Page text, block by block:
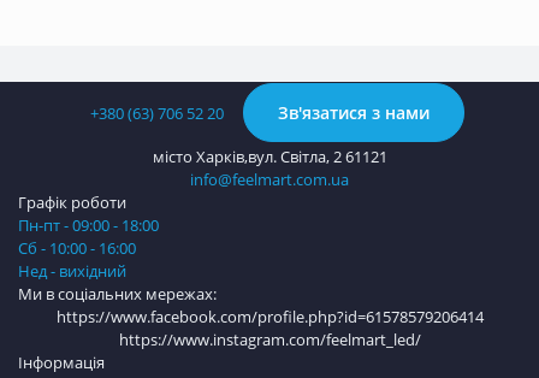
+380 (63) 706 52 20 Зв'язатися з нами
місто Харків,вул. Світла, 2 61121
info@feelmart.com.ua
Інформація
Графік роботи
Пн-пт - 09:00 - 18:00
Сб - 10:00 - 16:00
Нед - вихідний
Ми в соціальних мережах:
https://www.facebook.com/profile.php?id=61578579206414
https://www.instagram.com/feelmart_led/